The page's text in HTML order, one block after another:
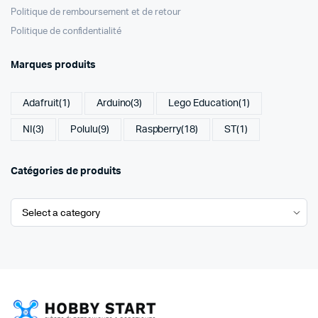
Politique de remboursement et de retour
Politique de confidentialité
Marques produits
Adafruit(1) Arduino(3) Lego Education(1)
NI (3) Polulu(9) Raspberry(18) ST(1)
Catégories de produits